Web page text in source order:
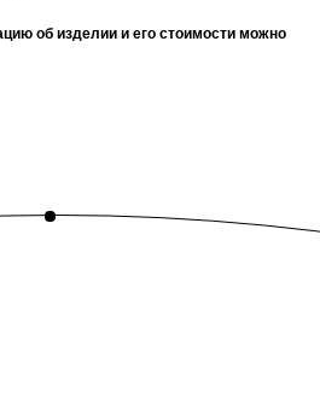
об изделии и его стоимости можно